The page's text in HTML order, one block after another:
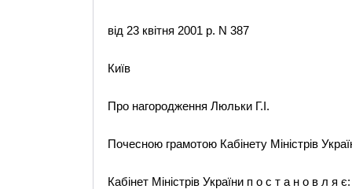
від 23 квітня 2001 р. N 387
Київ
Про нагородження Люльки Г.І.
Почесною грамотою Кабінету Міністрів
Кабінет Міністрів України п о с т а н о в л я є: